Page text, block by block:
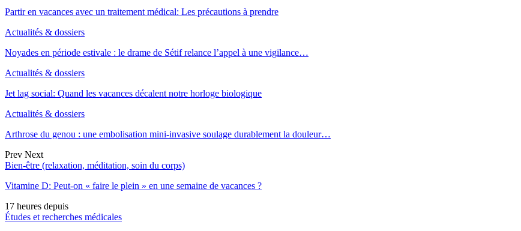
Partir en vacances avec un traitement médical: Les précautions à prendre
Actualités & dossiers
Noyades en période estivale : le drame de Sétif relance l’appel à une vigilance…
Actualités & dossiers
Jet lag social: Quand les vacances décalent notre horloge biologique
Actualités & dossiers
Arthrose du genou : une embolisation mini-invasive soulage durablement la douleur…
Prev Next
Bien-être (relaxation, méditation, soin du corps)
Vitamine D: Peut-on « faire le plein » en une semaine de vacances ?
17 heures depuis
Études et recherches médicales